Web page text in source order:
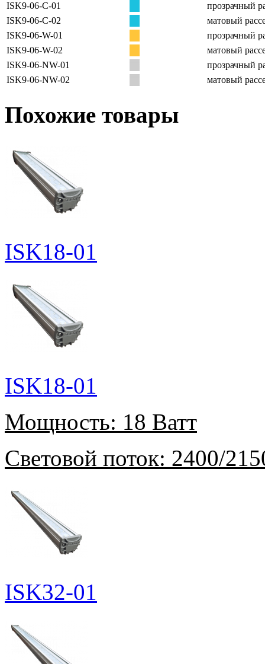
ISK9-06-C-01
прозрачный
ISK9-06-C-02
матовый
ISK9-06-W-01
прозрачный
ISK9-06-W-02
матовый
ISK9-06-NW-01
прозрачный
ISK9-06-NW-02
матовый
Похожие товары
ISK18-01
ISK18-01
Мощность: 18 Ватт
Световой поток: 2400/
ISK32-01